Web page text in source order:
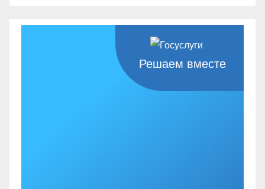
Решаем вместе